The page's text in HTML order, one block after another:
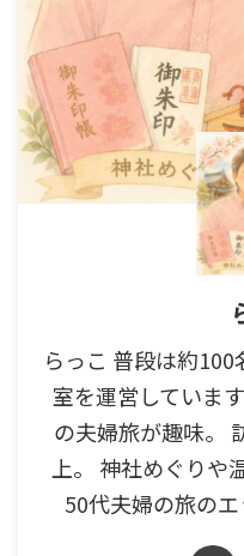
らっこ 普段は約
室を運営していま
の夫婦旅が趣味。
上。 神社めぐりや
50代夫婦の旅のエ